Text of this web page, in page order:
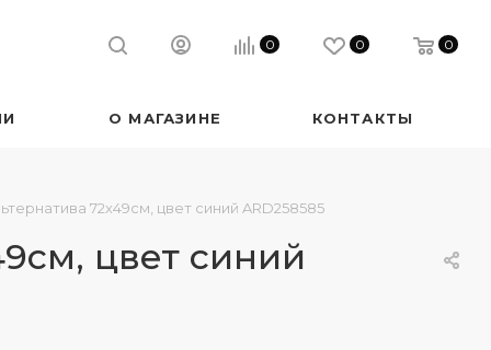
0 0 0
О МАГАЗИНЕ КОНТАКТЫ
72х49см, цвет синий ARD258585
цвет синий